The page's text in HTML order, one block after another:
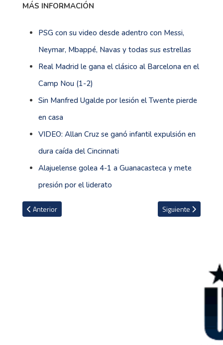
MÁS INFORMACIÓN
PSG con su video desde adentro con Messi,
Neymar, Mbappé, Navas y todas sus estrellas
Real Madrid le gana el clásico al Barcelona en el
Camp Nou (1-2)
Sin Manfred Ugalde por lesión el Twente pierde
en casa
VIDEO: Allan Cruz se ganó infantil expulsión en
dura caída del Cincinnati
Alajuelense golea 4-1 a Guanacasteca y mete
presión por el liderato
Artículo anterior: El uno a uno del Barcelona y Real Madrid
Anterior Artículo siguiente:
Siguiente